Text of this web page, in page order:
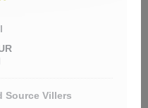
Source Villers